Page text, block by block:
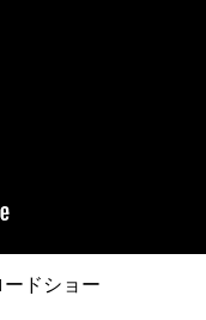
ードショー